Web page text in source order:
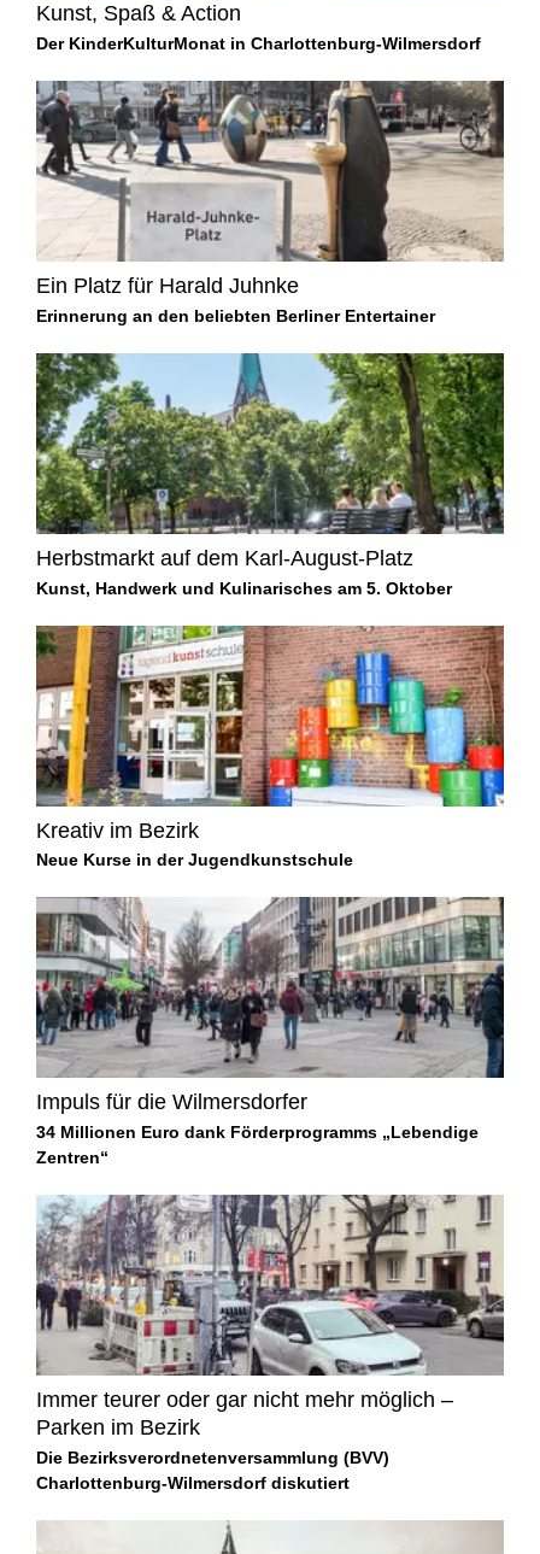
Kunst, Spaß & Action
Der KinderKulturMonat in Charlottenburg-Wilmersdorf
Ein Platz für Harald Juhnke
Erinnerung an den beliebten Berliner Entertainer
Herbstmarkt auf dem Karl-August-Platz
Kunst, Handwerk und Kulinarisches am 5. Oktober
Kreativ im Bezirk
Neue Kurse in der Jugendkunstschule
Impuls für die Wilmersdorfer
34 Millionen Euro dank Förderprogramms „Lebendige
Zentren“
Immer teurer oder gar nicht mehr möglich –
Parken im Bezirk
Die Bezirksverordnetenversammlung (BVV)
Charlottenburg-Wilmersdorf diskutiert